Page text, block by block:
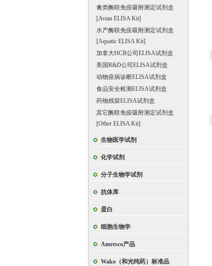
禽类酶联免疫吸附测定试剂盒
[Avian ELISA Kit]
水产酶联免疫吸附测定试剂盒
[Aquatic ELISA Kit]
加拿大HCB公司ELISA试剂盒
美国R&D公司ELISA试剂盒
动物疫病诊断ELISA试剂盒
食品安全检测ELISA试剂盒
药物残留ELISA试剂盒
其它酶联免疫吸附测定试剂盒
[Other ELISA Kit]
生物医学试剂
化学试剂
分子生物学试剂
抗体库
蛋白
细胞生物学
Amresco产品
Wako（和光纯药）标准品